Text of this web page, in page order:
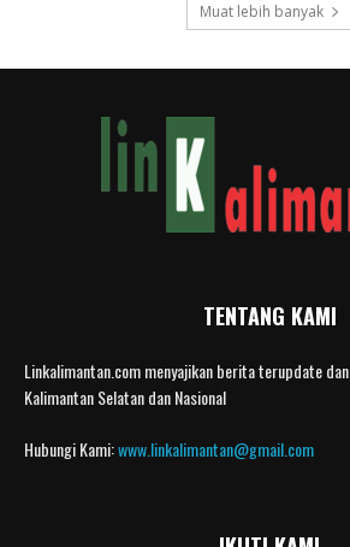
Muat lebih banyak
TENTANG KAMI
Linkalimantan.com menyajikan berita terupdate
Kalimantan Selatan dan Nasional
Hubungi Kami:www.linkalimantan@gmail.com